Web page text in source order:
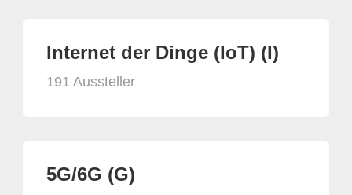
Internet der Dinge (IoT) (I)
191 Aussteller
5G/6G (G)